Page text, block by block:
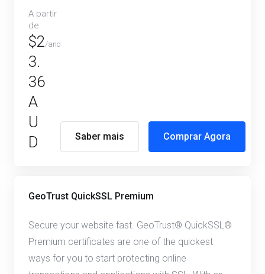
A partir
de
$2
3.
36
A
U
D
/ano
Saber mais Comprar Agora
GeoTrust QuickSSL Premium
Secure your website fast. GeoTrust® QuickSSL®
Premium certificates are one of the quickest
ways for you to start protecting online